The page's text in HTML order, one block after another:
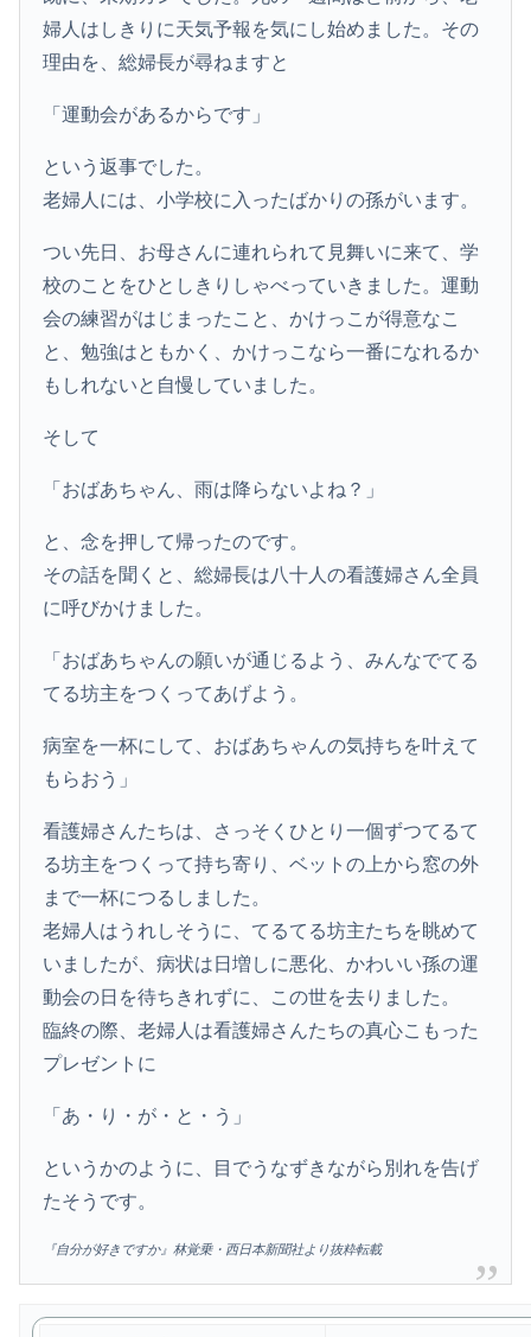
婦人はしきりに天気予報を気にし始めました。その
理由を、総婦長が尋ねますと
「運動会があるからです」
という返事でした。
老婦人には、小学校に入ったばかりの孫がいます。
つい先日、お母さんに連れられて見舞いに来て、学
校のことをひとしきりしゃべっていきました。運動
会の練習がはじまったこと、かけっこが得意なこ
と、勉強はともかく、かけっこなら一番になれるか
もしれないと自慢していました。
そして
「おばあちゃん、雨は降らないよね？」
と、念を押して帰ったのです。
その話を聞くと、総婦長は八十人の看護婦さん全員
に呼びかけました。
「おばあちゃんの願いが通じるよう、みんなでてる
てる坊主をつくってあげよう。
病室を一杯にして、おばあちゃんの気持ちを叶えて
もらおう」
看護婦さんたちは、さっそくひとり一個ずつてるて
る坊主をつくって持ち寄り、ベットの上から窓の外
まで一杯につるしました。
老婦人はうれしそうに、てるてる坊主たちを眺めて
いましたが、病状は日増しに悪化、かわいい孫の運
動会の日を待ちきれずに、この世を去りました。
臨終の際、老婦人は看護婦さんたちの真心こもった
プレゼントに
「あ・り・が・と・う」
というかのように、目でうなずきながら別れを告げ
たそうです。
『自分が好きですか』林覚乗・西日本新聞社より抜粋転載